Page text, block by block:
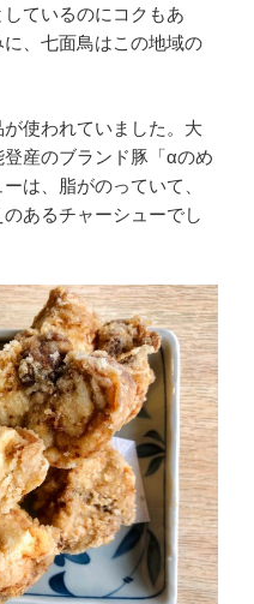
ているのにコクもあ
、七面鳥はこの地域の
使われていました。大
産のブランド豚「αのめ
は、脂がのっていて、
あるチャーシューでし